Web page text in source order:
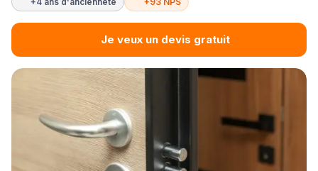
Je veux un devis gratuit